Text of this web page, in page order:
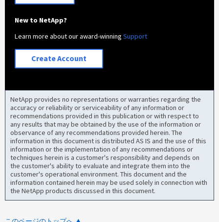
New to NetApp?
Learn more about our award-winningSupport
Create Account
NetApp provides no representations or warranties regarding the
accuracy or reliability or serviceability of any information or
recommendations provided in this publication or with respect to
any results that may be obtained by the use of the information or
observance of any recommendations provided herein. The
information in this document is distributed AS IS and the use of this
information or the implementation of any recommendations or
techniques herein is a customer's responsibility and depends on
the customer's ability to evaluate and integrate them into the
customer's operational environment. This document and the
information contained herein may be used solely in connection with
the NetApp products discussed in this document.